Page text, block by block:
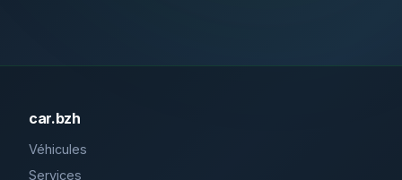
car.bzh
Véhicules
Services